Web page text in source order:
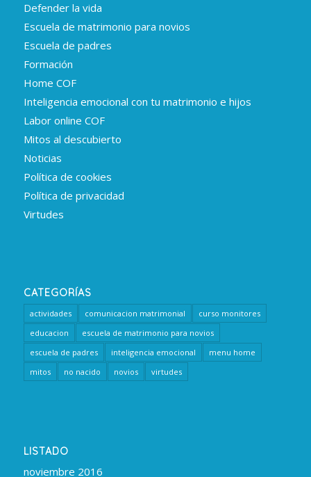
Defender la vida
Escuela de matrimonio para novios
Escuela de padres
Formación
Home COF
Inteligencia emocional con tu matrimonio e hijos
Labor online COF
Mitos al descubierto
Noticias
Política de cookies
Política de privacidad
Virtudes
CATEGORÍAS
actividades comunicacion matrimonial
curso monitores
educacion
escuela de matrimonio para novios
escuela de padres
inteligencia emocional
menu home
mitos
no nacido novios virtudes
LISTADO
noviembre 2016